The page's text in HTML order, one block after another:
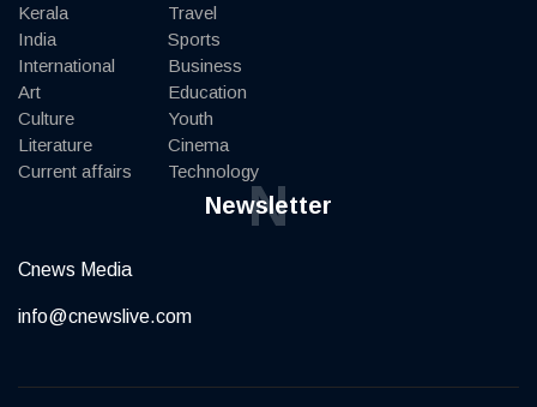
Kerala
India
International
Art
Culture
Literature
Current affairs
Travel
Sports
Business
Education
Youth
Cinema
Technology
Newsletter
N
Cnews Media
info@cnewslive.com